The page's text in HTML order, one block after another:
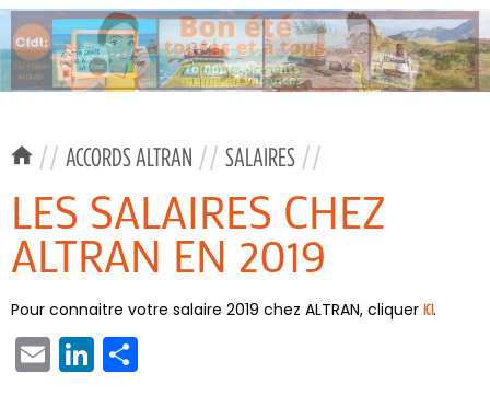
// ACCORDS ALTRAN // SALAIRES //
LES SALAIRES CHEZ
ALTRAN EN 2019
Pour connaitre votre salaire 2019 chez ALTRAN, cliquer ICI.
EMAIL LINKEDIN